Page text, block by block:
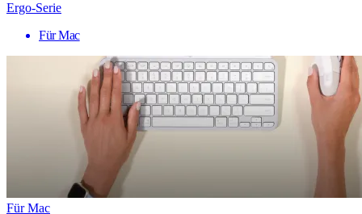
Ergo-Serie
Für Mac
Für Mac